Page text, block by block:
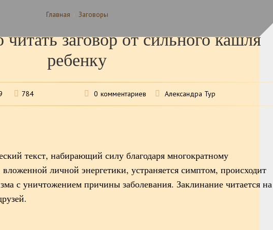
Главная Заговоры
заговор от сильного кашля
ребенку
784 0 комментариев Александра Тур
текст, набирающий силу благодаря многократному
личной энергетики, устраняется симптом, происходит
с уничтожением причины заболевания. Заклинание читается на